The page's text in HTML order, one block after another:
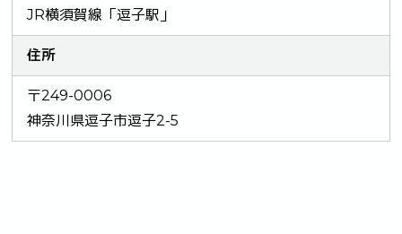
JR横須賀線「逗子駅」
住所
〒249-0006
神奈川県逗子市逗子2-5